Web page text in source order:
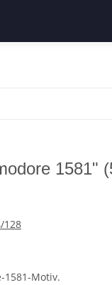
1581"
128
1581-Motiv.